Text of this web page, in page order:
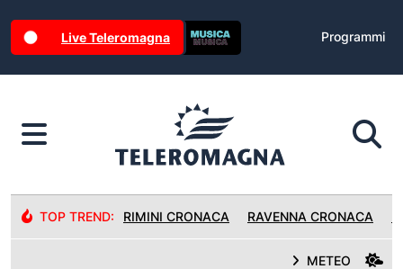
Live Teleromagna Programmi
TOP TREND: RIMINI CRONACA RAVENNA CRONACA
METEO